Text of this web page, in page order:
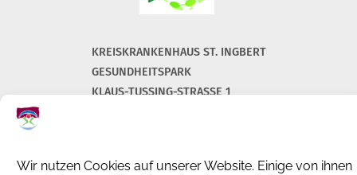
KREISKRANKENHAUS ST. INGBERT
GESUNDHEITSPARK
KLAUS-TUSSING-STRASSE 1
info@kkh-geriatrie-igb.de